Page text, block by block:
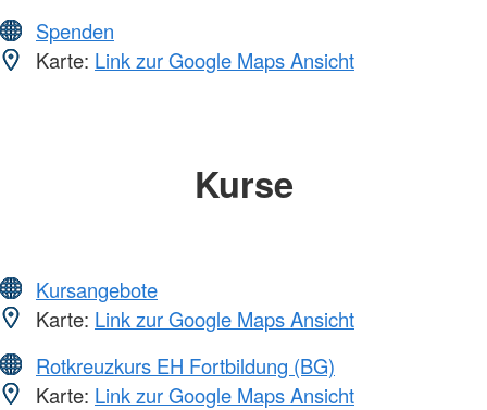
Spenden
Karte: Link zur Google Maps Ansicht
Kurse
Kursangebote
Karte: Link zur Google Maps Ansicht
Rotkreuzkurs EH Fortbildung (BG)
Karte: Link zur Google Maps Ansicht